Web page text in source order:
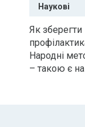
Наукові
Як
Народні
– такою є